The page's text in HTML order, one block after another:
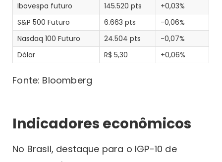
Ibovespa futuro
145.520 pts
+0,03%
S&P 500 Futuro
6.663 pts
-0,06%
Nasdaq 100 Futuro
24.504 pts
-0,07%
Dólar
R$ 5,30 +0,06%
Fonte: Bloomberg
Indicadores econômicos
No Brasil, destaque para o IGP-10 de